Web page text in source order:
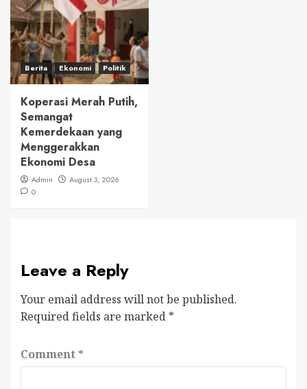
Berita Ekonomi Politik
Koperasi Merah Putih,
Semangat
Kemerdekaan yang
Menggerakkan
Ekonomi Desa
Admin
August 3, 2026
0
Leave a Reply
Your email address will not be published.
Required fields are marked *
Comment *